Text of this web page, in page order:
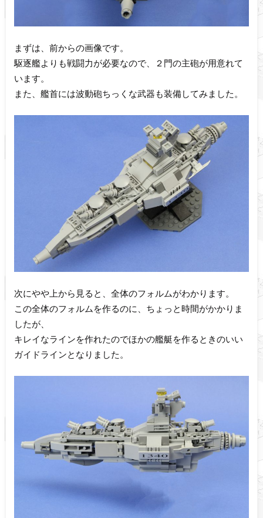
まずは、前からの画像です。
駆逐艦よりも戦闘力が必要なので、２門の主砲が用意れて
います。
また、艦首には波動砲ちっくな武器も装備してみました。
次にやや上から見ると、全体のフォルムがわかります。
この全体のフォルムを作るのに、ちょっと時間がかかりま
したが、
キレイなラインを作れたのでほかの艦艇を作るときのいい
ガイドラインとなりました。